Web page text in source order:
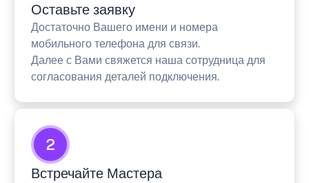
Оставьте заявку
Достаточно Вашего имени и номера
мобильного телефона для связи.
Далее с Вами свяжется наша сотрудница для
согласования деталей подключения.
2
Встречайте Мастера